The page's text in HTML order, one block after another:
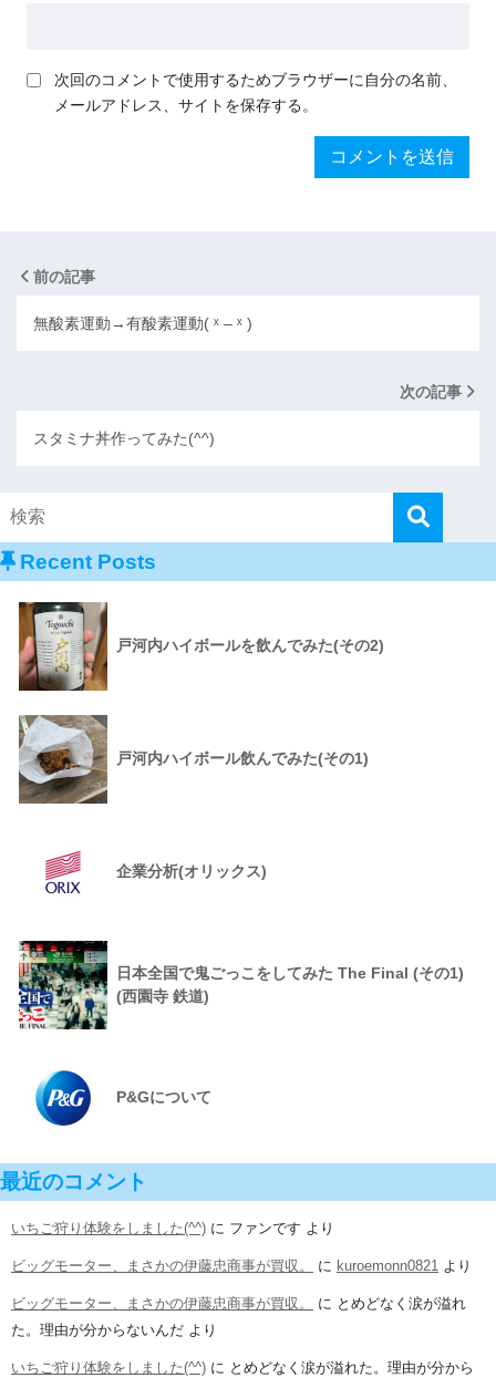
次回のコメントで使用するためブラウザーに自分の名前、
メールアドレス、サイトを保存する。
前の記事
無酸素運動→有酸素運動( ˣ – ˣ )
次の記事
スタミナ丼作ってみた(^^)
Recent Posts
戸河内ハイボールを飲んでみた(その2)
戸河内ハイボール飲んでみた(その1)
企業分析(オリックス)
日本全国で鬼ごっこをしてみた The Final (その1)
(西園寺 鉄道)
P&Gについて
最近のコメント
いちご狩り体験をしました(^^) に ファンです より
ビッグモーター、まさかの伊藤忠商事が買収。 に kuroemonn0821 より
ビッグモーター、まさかの伊藤忠商事が買収。 に とめどなく涙が溢れ
た。理由が分からないんだ より
いちご狩り体験をしました(^^) に とめどなく涙が溢れた。理由が分から